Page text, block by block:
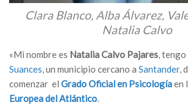
Clara Blanco, Alba Álvarez,
Natalia Calvo
«Mi nombre es Natalia Calvo Pajares,
Suances, un municipio cercano a Santander,
comenzar el Grado Oficial en Psicologíaen
Europea del Atlántico.